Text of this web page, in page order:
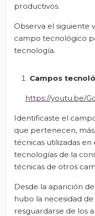
productivos.
Observa el siguiente
campo tecnológico
tecnología.
Campos
https://youtu.be/
Identificaste el
que pertenecen,
técnicas utilizadas
tecnologías de la
técnicas de otros
Desde la aparición
hubo la necesidad
resguardarse de los